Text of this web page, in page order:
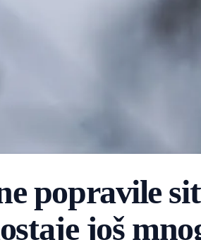
popravile
još